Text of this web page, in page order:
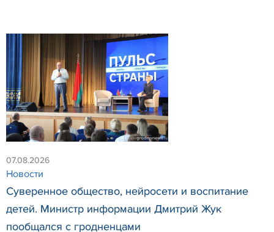
07.08.2026
Новости
Суверенное общество, нейросети и воспитание
детей. Министр информации Дмитрий Жук
пообщался с гродненцами